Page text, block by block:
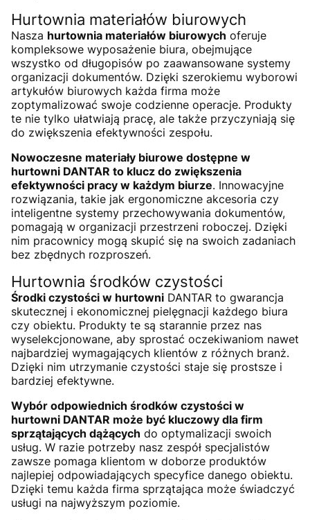
Hurtownia materiałów biurowych
Nasza hurtownia materiałów biurowych oferuje
kompleksowe wyposażenie biura, obejmujące
wszystko od długopisów po zaawansowane systemy
organizacji dokumentów. Dzięki szerokiemu wyborowi
artykułów biurowych każda firma może
zoptymalizować swoje codzienne operacje. Produkty
te nie tylko ułatwiają pracę, ale także przyczyniają się
do zwiększenia efektywności zespołu.
Nowoczesne materiały biurowe dostępne w
hurtowni DANTAR to klucz do zwiększenia
efektywności pracy w każdym biurze. Innowacyjne
rozwiązania, takie jak ergonomiczne akcesoria czy
inteligentne systemy przechowywania dokumentów,
pomagają w organizacji przestrzeni roboczej. Dzięki
nim pracownicy mogą skupić się na swoich zadaniach
bez zbędnych rozproszeń.
Hurtownia środków czystości
Środki czystości w hurtowni DANTAR to gwarancja
skutecznej i ekonomicznej pielęgnacji każdego biura
czy obiektu. Produkty te są starannie przez nas
wyselekcjonowane, aby sprostać oczekiwaniom nawet
najbardziej wymagających klientów z różnych branż.
Dzięki nim utrzymanie czystości staje się prostsze i
bardziej efektywne.
Wybór odpowiednich środków czystości w
hurtowni DANTAR może być kluczowy dla firm
sprzątających dążących do optymalizacji swoich
usług. W razie potrzeby nasz zespół specjalistów
zawsze pomaga klientom w doborze produktów
najlepiej odpowiadających specyfice danego obiektu.
Dzięki temu każda firma sprzątająca może świadczyć
usługi na najwyższym poziomie.